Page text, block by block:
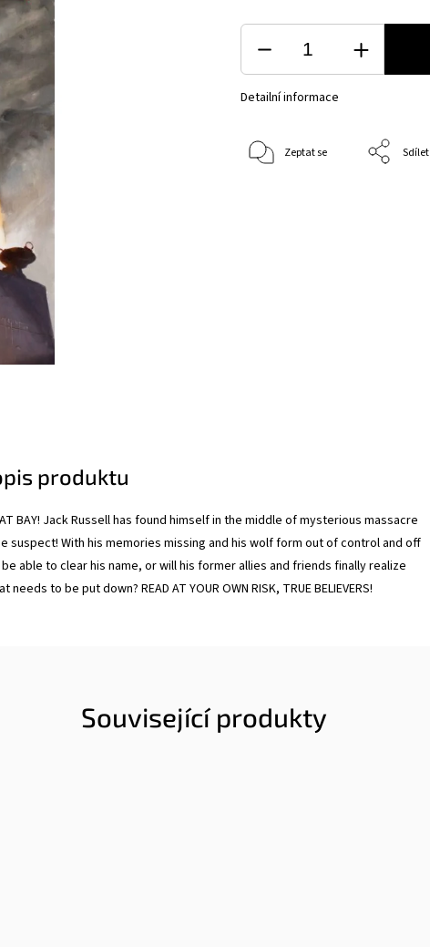
Detailní informace
Zeptat se Sdílet
produktu
AT BAY! Jack Russell has found himself in the middle of mysterious massacre
suspect! With his memories missing and his wolf form out of control and off
able to clear his name, or will his former allies and friends finally realize
needs to be put down? READ AT YOUR OWN RISK, TRUE BELIEVERS!
Související produkty